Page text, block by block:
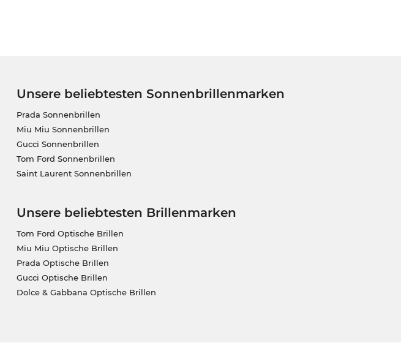
Unsere beliebtesten Sonnenbrillenmarken
Prada Sonnenbrillen
Miu Miu Sonnenbrillen
Gucci Sonnenbrillen
Tom Ford Sonnenbrillen
Saint Laurent Sonnenbrillen
Unsere beliebtesten Brillenmarken
Tom Ford Optische Brillen
Miu Miu Optische Brillen
Prada Optische Brillen
Gucci Optische Brillen
Dolce & Gabbana Optische Brillen